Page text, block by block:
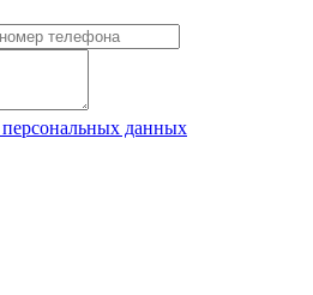
персональных данных